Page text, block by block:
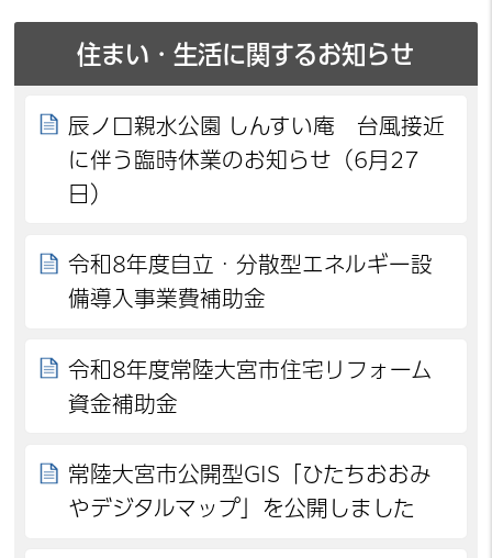
住まい・生活に関するお知らせ
辰ノ口親水公園 しんすい庵 台風接近
に伴う臨時休業のお知らせ（6月27
日）
令和8年度自立・分散型エネルギー設
備導入事業費補助金
令和8年度常陸大宮市住宅リフォーム
資金補助金
常陸大宮市公開型GIS「ひたちおおみ
やデジタルマップ」を公開しました